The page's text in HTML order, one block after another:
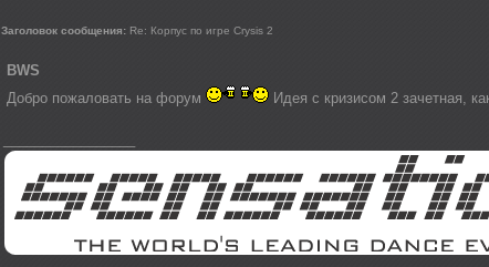
Заголовок сообщения: Re: Корпус по игре Crysis 2
BWS
Добро пожаловать на форум
Идея с кризисом 2 зачетная,